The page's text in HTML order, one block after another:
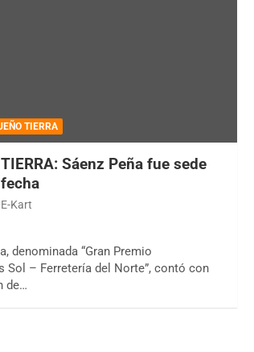
TIERRA
Sáenz Peña fue sede
E-Kart
denominada “Gran Premio
Sol – Ferretería del Norte”, contó con
de…